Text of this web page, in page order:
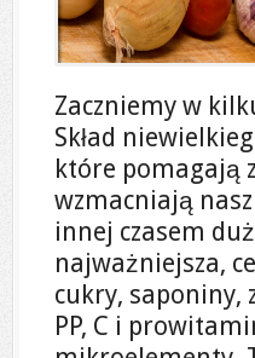
Zaczniemy w
Skład
które pomagają
wzmacniają
innej czasem
najważniejsza,
cukry, saponiny,
PP, C i